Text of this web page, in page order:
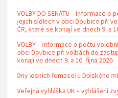
VOLBY DO SENÁTU – Informace
jejich sídlech v obci Doubice při
ČR, které se konají ve dnech 9. a
VOLBY – Informace o počtu
obci Doubice při volbách do
konají ve dnech 9. a 10. října 2026
Dny lesních řemesel u Dolského
Veřejná vyhláška UK – vyhlášení